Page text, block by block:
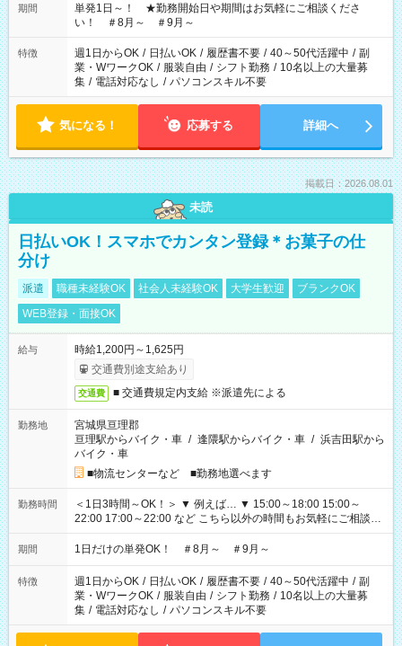
期間
単発1日～！ ★勤務開始日や期間はお気軽にご相談くださ
い！ ＃8月～ ＃9月～
特徴 週1日からOK / 日払いOK / 履歴書不要 / 40～50代活躍中 / 副
業・WワークOK / 服装自由 / シフト勤務 / 10名以上の大量募
集 / 電話対応なし / パソコンスキル不要
気になる！ 応募する 詳細へ
掲載日：2026.08.01
未読
日払いOK！スマホでカンタン登録＊お菓子の仕
分け
派遣 職種未経験OK 社会人未経験OK 大学生歓迎
ブランクOK
WEB登録・面接OK
給与
時給1,200円～1,625円
交通費別途支給あり
交通費 ■ 交通費規定内支給 ※派遣先による
勤務地
宮城県亘理郡
亘理駅からバイク・車 / 逢隈駅からバイク・車 / 浜吉田駅から
バイク・車
■物流センターなど ■勤務地選べます
勤務時間
＜1日3時間～OK！＞ ▼ 例えば… ▼ 15:00～18:00 15:00～
22:00 17:00～22:00 など こちら以外の時間もお気軽にご相談く
ださい！
期間 1日だけの単発OK！ ＃8月～ ＃9月～
特徴 週1日からOK / 日払いOK / 履歴書不要 / 40～50代活躍中 / 副
業・WワークOK / 服装自由 / シフト勤務 / 10名以上の大量募
集 / 電話対応なし / パソコンスキル不要